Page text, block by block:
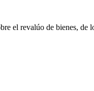
el revalúo de bienes, de